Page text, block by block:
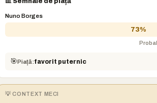
Nuno Borges
73%
🎯Piață:favorit puternic
💡 CONTEXT MECI